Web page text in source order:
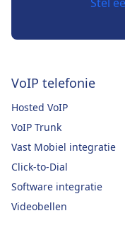
VoIP telefonie
Hosted VoIP
VoIP Trunk
Vast Mobiel integratie
Click-to-Dial
Software integratie
Videobellen